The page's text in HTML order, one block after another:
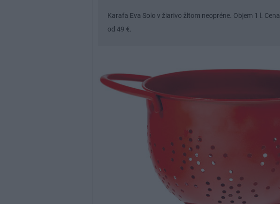
Karafa Eva Solo v žiarivo žltom neopréne. Objem 1 l. Cena
od 49 €.